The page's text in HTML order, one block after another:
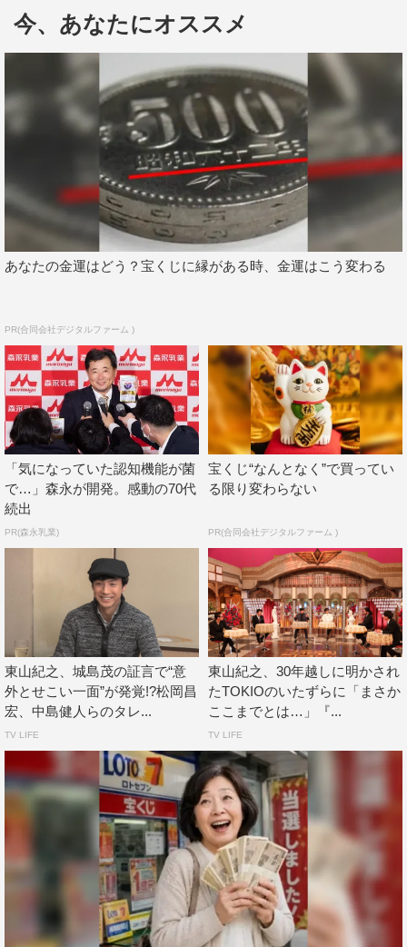
は、体力維持のためのジム通いのほか、趣味で10年以上ボ
クシングもやっており、「ステージに立って踊る感覚と似
てる」「ステップが踊りに近い」とその魅力を語る。
ジャニーズ事務所に入って40年以上になる東山は「昔は事
務所も小さくて、マンションの一室で」と回想。最近は後
輩の人数も増えたため「僕も『YOU』って言うようにな
りました」「なるほど、『YOU』は万能だなと」と、ジ
ャニー喜多川さんの口ぐせをしのぶ。
また、明石家さんまから「後輩を注意しないの？」と聞か
れると、「先日、近藤真彦さんとお話ししたんですが、僕
たちもやってたし（笑）」と語る。「辞めたいと思ったこ
とはない？」という質問には「思ったことない」「楽しい
ことばっかり」とキッパリ。
また、かつては“しょうゆ顔”の代表として、同じ雑誌をに
ぎわせていたというさんまと東山。「俺もちょっと変えれ
ば東山。なんで似てるのに違うねんやろ」と不満げなさん
まは、東山と顔をじっくりと見比べてあることに気づいて
しまう。
番組ではこのほか、小栗旬、吉高由里子、横浜流星、山口
智充、フワちゃんも登場。“お笑い怪獣”さんまとの爆笑ト
ークを繰り広げる。
今、あなたにオススメ
あなたの金運はどう？宝くじに縁がある時、金運はこう変わる
PR(合同会社デジタルファーム )
「気になっていた認知機能が菌
で…」森永が開発。感動の70代
続出
PR(森永乳業)
宝くじ“なんとなく”で買ってい
る限り変わらない
PR(合同会社デジタルファーム )
東山紀之、城島茂の証言で“意
外とせこい一面”が発覚!?松岡昌
宏、中島健人らのタレ...
TV LIFE
東山紀之、30年越しに明かされ
たTOKIOのいたずらに「まさか
ここまでとは…」『...
TV LIFE